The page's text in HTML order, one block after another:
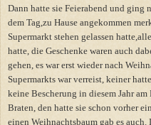
Dann hatte sie Feierabend und ging
dem Tag,zu Hause angekommen
Supermarkt stehen gelassen
hatte, die Geschenke waren auch
gehen, es war erst wieder nach
Supermarkts war verreist, keiner
keine Bescherung in diesem Jahr
Braten, den hatte sie schon vorher
einen Weihnachtsbaum gab es